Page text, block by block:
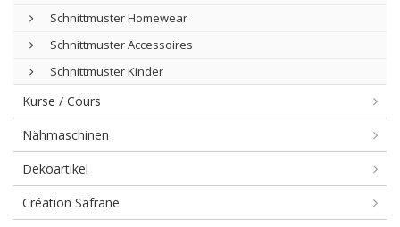
Schnittmuster Homewear
Schnittmuster Accessoires
Schnittmuster Kinder
Kurse / Cours
Nähmaschinen
Dekoartikel
Création Safrane